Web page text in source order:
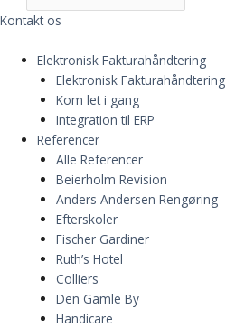
Kontakt os
Elektronisk Fakturahåndtering
Elektronisk Fakturahåndtering
Kom let i gang
Integration til ERP
Referencer
Alle Referencer
Beierholm Revision
Anders Andersen Rengøring
Efterskoler
Fischer Gardiner
Ruth’s Hotel
Colliers
Den Gamle By
Handicare